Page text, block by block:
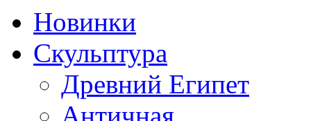
Новинки
Скульптура
Древний Египет